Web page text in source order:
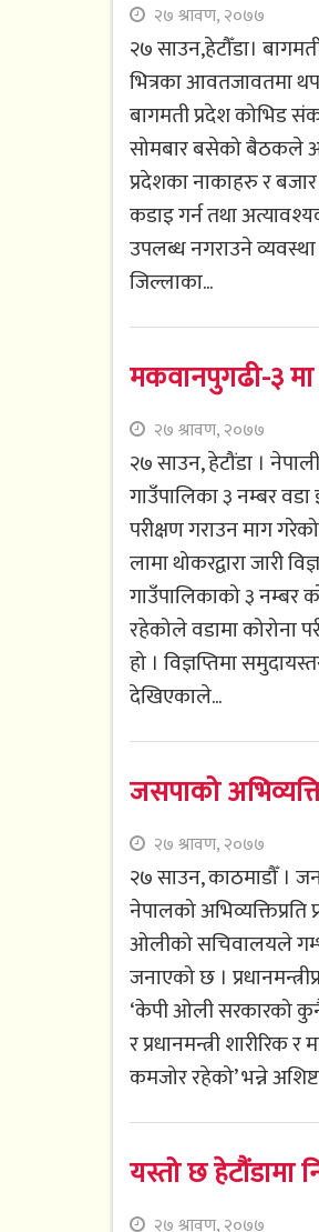
२७ श्रावण, २०७७
२७ साउन,हेटौँडा।
भित्रका आवतजावतमा
बागमती प्रदेश कोभिड
सोमबार बसेको बैठकले
प्रदेशका नाकाहरु र
कडाइ गर्न तथा
उपलब्ध नगराउने
जिल्लाका...
मकवानपुगढी-३ मा
२७ श्रावण, २०७७
२७ साउन, हेटौंडा ।
गाउँपालिका ३ नम्बर
परीक्षण गराउन माग
लामा थोकरद्वारा जारी
गाउँपालिकाको ३ नम्बर
रहेकोले वडामा कोरोना
हो । विज्ञप्तिमा
देखिएकाले...
जसपाको
२७ श्रावण, २०७७
२७ साउन, काठमाडौँ ।
नेपालको अभिव्यक्तिप्रति
ओलीको सचिवालयले
जनाएको छ ।
‘केपी ओली सरकारको
र प्रधानमन्त्री शारीरिक
कमजोर रहेको’ भन्ने अशिष्ट
यस्तो छ हेटौंडामा
२७ श्रावण, २०७७